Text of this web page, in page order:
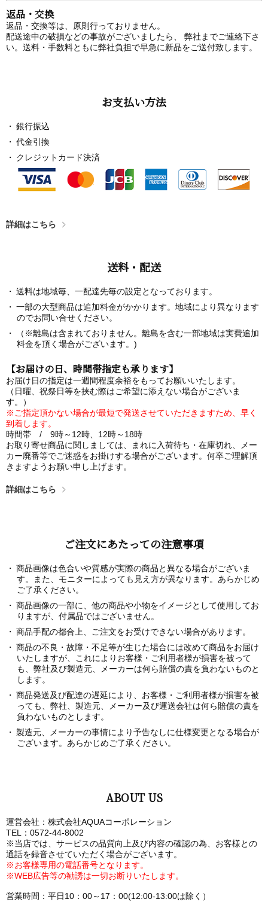
返品・交換
返品・交換等は、原則行っておりません。
配送途中の破損などの事故がございましたら、 弊社までご連絡下さ
い。送料・手数料ともに弊社負担で早急に新品をご送付致します。
お支払い方法
銀行振込
代金引換
クレジットカード決済
詳細はこちら
送料・配送
送料は地域毎、一配達先毎の設定となっております。
一部の大型商品は追加料金がかかります。地域により異なります
のでお問い合せください。
（※離島は含まれておりません。離島を含む一部地域は実費追加
料金を頂く場合がございます。)
【お届けの日、時間帯指定も承ります】
お届け日の指定は一週間程度余裕をもってお願いいたします。
（日曜、祝祭日等を挟む際はご希望に添えない場合がございま
す。）
※ご指定頂かない場合が最短で発送させていただきますため、早く
到着します。
時間帯 / 9時～12時、12時～18時
お取り寄せ商品に関しましては、まれに入荷待ち・在庫切れ、メー
カー廃番等でご迷惑をお掛けする場合がございます。何卒ご理解頂
きますようお願い申し上げます。
詳細はこちら
ご注文にあたっての注意事項
商品画像は色合いや質感が実際の商品と異なる場合がございま
す。また、モニターによっても見え方が異なります。あらかじめ
ご了承ください。
商品画像の一部に、他の商品や小物をイメージとして使用してお
りますが、付属品ではございません。
商品手配の都合上、ご注文をお受けできない場合があります。
商品の不良・故障・不足等が生じた場合には改めて商品をお届け
いたしますが、これによりお客様・ご利用者様が損害を被って
も、弊社及び製造元、メーカーは何ら賠償の責を負わないものと
します。
商品発送及び配達の遅延により、お客様・ご利用者様が損害を被
っても、弊社、製造元、メーカー及び運送会社は何ら賠償の責を
負わないものとします。
製造元、メーカーの事情により予告なしに仕様変更となる場合が
ございます。あらかじめご了承ください。
ABOUT US
運営会社：株式会社AQUAコーポレーション
TEL：0572-44-8002
※当店では、サービスの品質向上及び内容の確認の為、お客様との
通話を録音させていただく場合がございます。
※お客様専用の電話番号となります。
※WEB広告等の勧誘は一切お断りいたします。
営業時間：平日10：00～17：00(12:00-13:00は除く）